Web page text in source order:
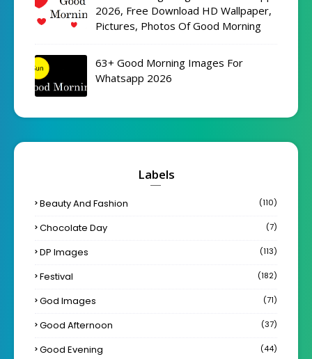
2026, Free Download HD Wallpaper,
Pictures, Photos Of Good Morning
63+ Good Morning Images For
Whatsapp 2026
Labels
Beauty And Fashion (110)
Chocolate Day (7)
DP Images (113)
Festival (182)
God Images (71)
Good Afternoon (37)
Good Evening (44)